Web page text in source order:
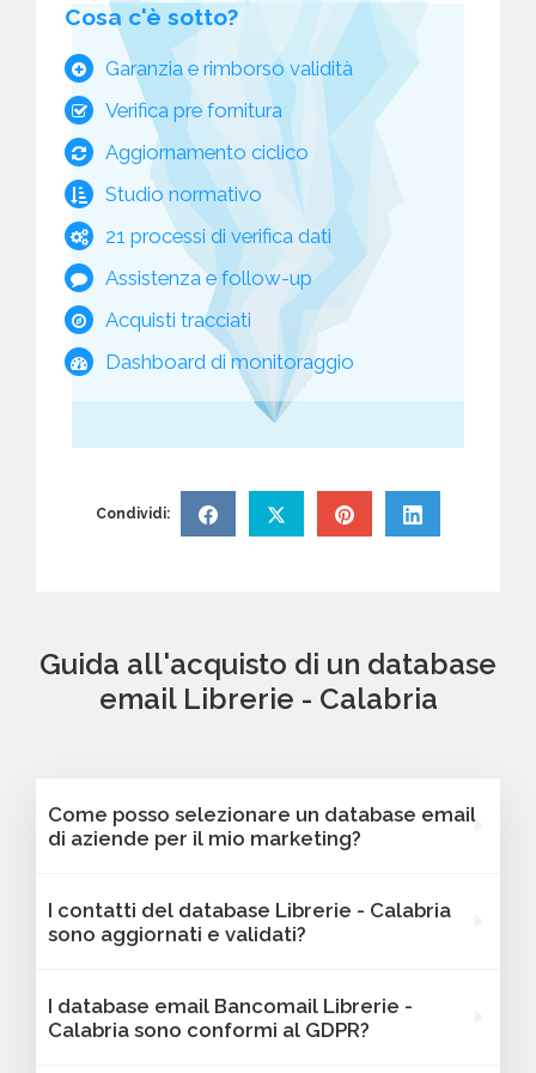
Cosa c'è sotto?
Garanzia e rimborso validità
Verifica pre fornitura
Aggiornamento ciclico
Studio normativo
21 processi di verifica dati
Assistenza e follow-up
Acquisti tracciati
Dashboard di monitoraggio
Condividi:
Guida all'acquisto di un database
email Librerie - Calabria
Come posso selezionare un database email
di aziende per il mio marketing?
nostra piattaforma Bancomail. Troverai
contatti B2B verificati di aziende attive Librerie
email e sono filtrabili per area geografica,
settore, dimensione aziendale e altri criteri utili
I contatti del database Librerie - Calabria
sono aggiornati e validati?
includano email attive e aggiornate. I nostri
database vengono sottoposti a verifiche
I database email Bancomail Librerie -
Calabria sono conformi al GDPR?